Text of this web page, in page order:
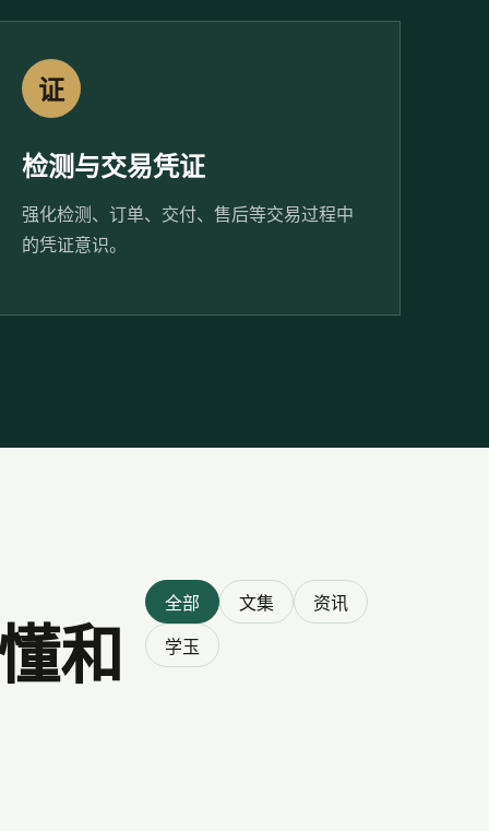
证
检测与交易凭证
强化检测、订单、交付、售后等交易过程中
的凭证意识。
和
全部 文集
资讯
学玉